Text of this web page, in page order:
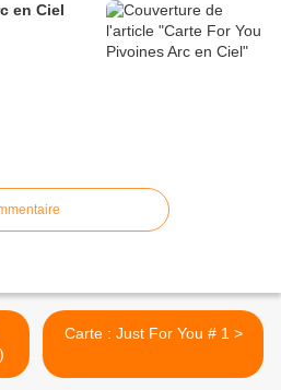
en Ciel
Carte : Just For You # 1 >